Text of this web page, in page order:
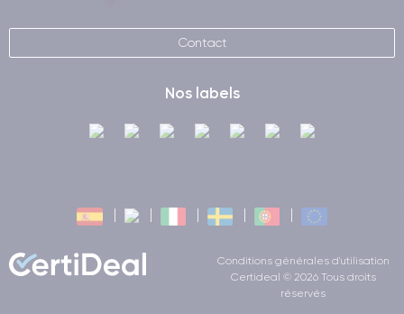
Contact
Nos labels
Conditions générales d'utilisation
Certideal © 2026 Tous droits
réservés